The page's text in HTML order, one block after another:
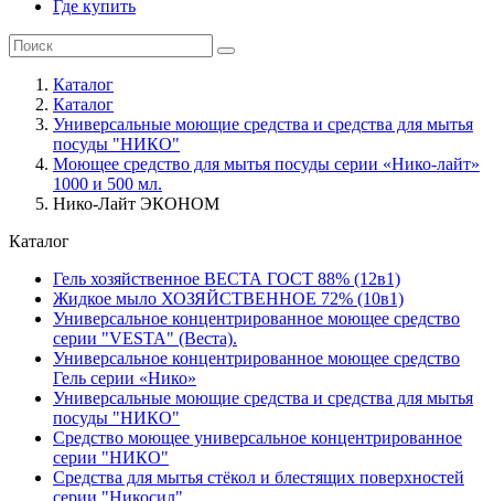
Где купить
Каталог
Каталог
Универсальные моющие средства и средства для мытья
посуды "НИКО"
Моющее средство для мытья посуды серии «Нико-лайт»
1000 и 500 мл.
Нико-Лайт ЭКОНОМ
Каталог
Гель хозяйственное ВЕСТА ГОСТ 88% (12в1)
Жидкое мыло ХОЗЯЙСТВЕННОЕ 72% (10в1)
Универсальное концентрированное моющее средство
серии "VESTA" (Веста).
Универсальное концентрированное моющее средство
Гель серии «Нико»
Универсальные моющие средства и средства для мытья
посуды "НИКО"
Средство моющее универсальное концентрированное
серии "НИКО"
Средства для мытья стёкол и блестящих поверхностей
серии "Никосил"